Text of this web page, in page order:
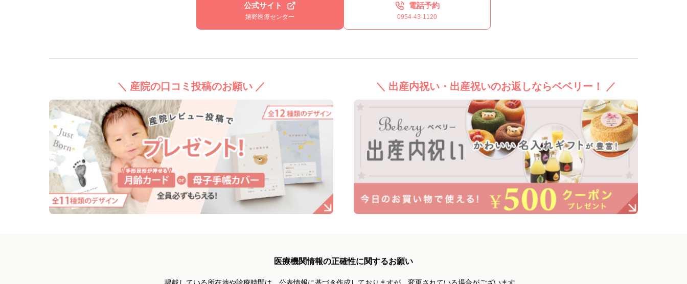
公式サイト
嬉野医療センター
電話予約
0954-43-1120
＼ 産院の口コミ投稿のお願い ／ ＼ 出産内祝い・出産祝いのお返しならベベリー！ ／
医療機関情報の正確性に関するお願い